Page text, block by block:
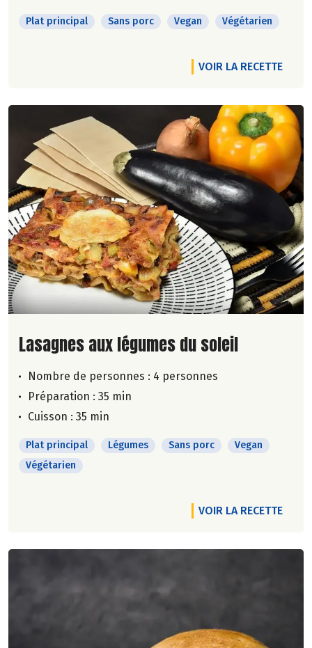
Plat principal Sans porc Vegan Végétarien
VOIR LA RECETTE
Lire la suite de la recette
Lasagnes aux légumes du soleil
Nombre de personnes : 4 personnes
Préparation : 35 min
Cuisson : 35 min
Plat principal Légumes Sans porc
Vegan
Végétarien
VOIR LA RECETTE